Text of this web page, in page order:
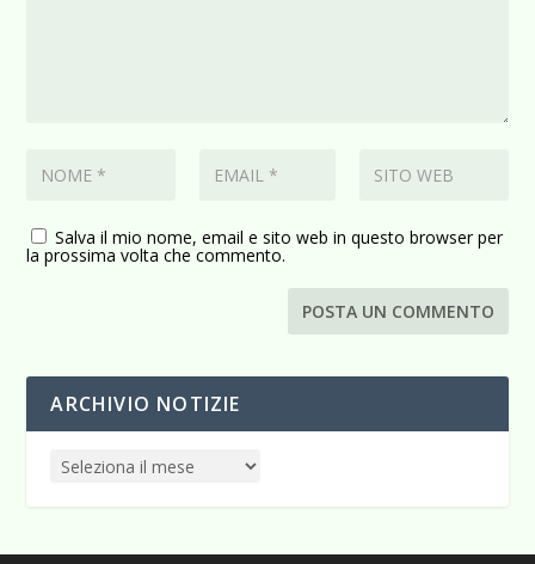
Salva il mio nome, email e sito web in questo browser per
la prossima volta che commento.
ARCHIVIO NOTIZIE